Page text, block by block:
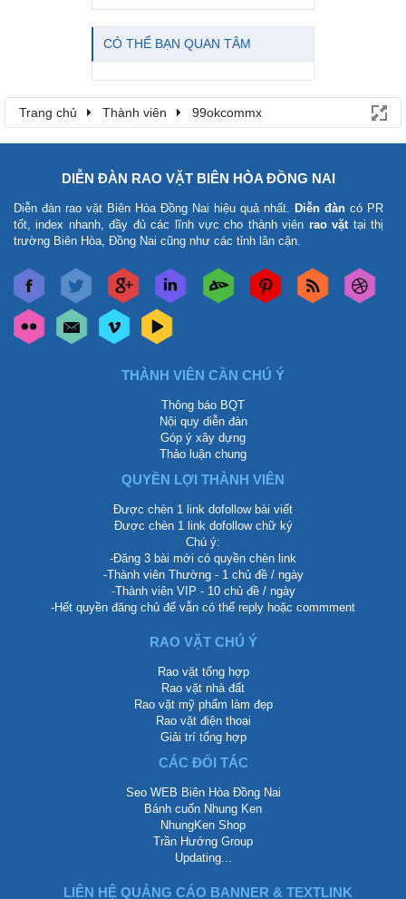
CÓ THỂ BẠN QUAN TÂM
Trang chủ Thành viên 99okcommx
DIỄN ĐÀN RAO VẶT BIÊN HÒA ĐỒNG NAI
Diễn đàn rao vặt Biên Hòa Đồng Nai hiệu quả nhất. Diễn đàn có PR
tốt, index nhanh, đầy đủ các lĩnh vực cho thành viên rao vặttại thị
trường Biên Hòa, Đồng Nai cũng như các tỉnh lân cận.
THÀNH VIÊN CẦN CHÚ Ý
Thông báo BQT
Nội quy diễn đàn
Góp ý xây dựng
Thảo luận chung
QUYỀN LỢI THÀNH VIÊN
Được chèn 1 link dofollow bài viết
Được chèn 1 link dofollow chữ ký
Chú ý:
-Đăng 3 bài mới có quyền chèn link
-Thành viên Thường - 1 chủ đề / ngày
-Thành viên VIP - 10 chủ đề / ngày
-Hết quyền đăng chủ để vẫn có thể reply hoặc commment
RAO VẶT CHÚ Ý
Rao vặt tổng hợp
Rao vặt nhà đất
Rao vặt mỹ phẩm làm đẹp
Rao vặt điện thoại
Giải trí tổng hợp
CÁC ĐỐI TÁC
Seo WEB Biên Hòa Đồng Nai
Bánh cuốn Nhung Ken
NhungKen Shop
Trần Hướng Group
Updating...
LIÊN HỆ QUẢNG CÁO BANNER & TEXTLINK